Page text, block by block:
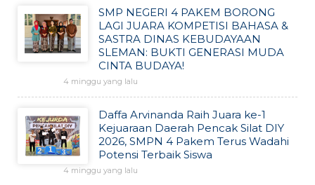
SMP NEGERI 4 PAKEM BORONG
LAGI JUARA KOMPETISI BAHASA &
SASTRA DINAS KEBUDAYAAN
SLEMAN: BUKTI GENERASI MUDA
CINTA BUDAYA!
4 minggu yang lalu
Daffa Arvinanda Raih Juara ke-1
Kejuaraan Daerah Pencak Silat DIY
2026, SMPN 4 Pakem Terus Wadahi
Potensi Terbaik Siswa
4 minggu yang lalu